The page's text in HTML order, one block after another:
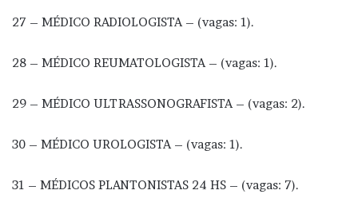
27 – MÉDICO RADIOLOGISTA – (vagas: 1).
28 – MÉDICO REUMATOLOGISTA – (vagas: 1).
29 – MÉDICO ULTRASSONOGRAFISTA – (vagas: 2).
30 – MÉDICO UROLOGISTA – (vagas: 1).
31 – MÉDICOS PLANTONISTAS 24 HS – (vagas: 7).